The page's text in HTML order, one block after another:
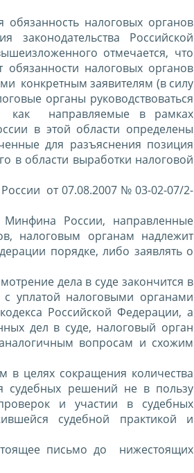
налоговых органов
Российской
отмечается, что
обязанности налоговых органов
конкретным заявителям (в силу
органы руководствоваться
как направляемые в рамках
в этой области определены
для разъяснения позиция
в области выработки налоговой
от 07.08.2007 № 03-02-07/2-
России, направленные
налоговым органам надлежит
порядке, либо заявлять о
дела в суде закончится в
уплатой налоговыми органами
Российской Федерации, а
дел в суде, налоговый орган
вопросам и схожим
в целях сокращения количества
судебных решений не в пользу
и участии в судебных
судебной практикой и
письмо до нижестоящих